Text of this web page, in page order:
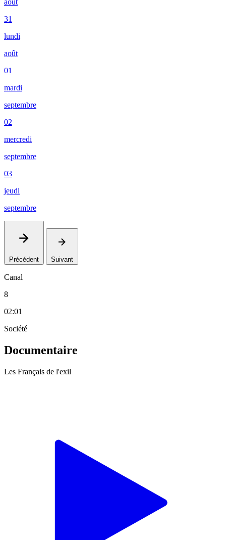
août
31
lundi
août
01
mardi
septembre
02
mercredi
septembre
03
jeudi
septembre
Précédent Suivant
Canal
8
02:01
Société
Documentaire
Les Français de l'exil